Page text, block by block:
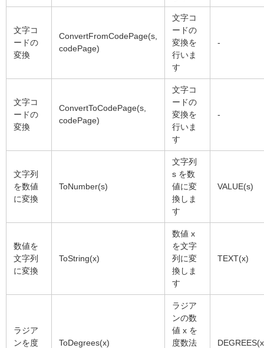
文字コ
ードの
変換
ConvertFromCodePage(s,
codePage)
文字コ
ードの
変換を
行いま
す
-
文字コ
ードの
変換
ConvertToCodePage(s,
codePage)
文字コ
ードの
変換を
行いま
す
-
文字列
を数値
に変換
ToNumber(s)
文字列
s を数
値に変
換しま
す
VALUE(s)
数値を
文字列
に変換
ToString(x)
数値 x
を文字
列に変
換しま
す
TEXT(x)
ラジア
ンを度
ToDegrees(x)
ラジア
ンの数
値 x を
度数法